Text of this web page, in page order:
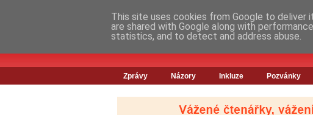
Zprávy Názory Inkluze Pozvánky
This site uses cookies from Google to deliver
are shared with Google along with
statistics, and to detect and address abuse.